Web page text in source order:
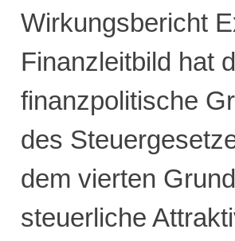
Wirkungsbericht
Finanzleitbild hat
finanzpolitische
des
dem vierten
steuerliche